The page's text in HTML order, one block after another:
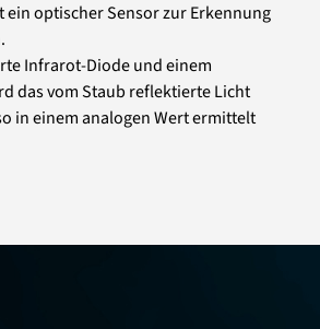
ein optischer Sensor zur Erkennung
Infrarot-Diode und einem
das vom Staub reflektierte Licht
in einem analogen Wert ermittelt